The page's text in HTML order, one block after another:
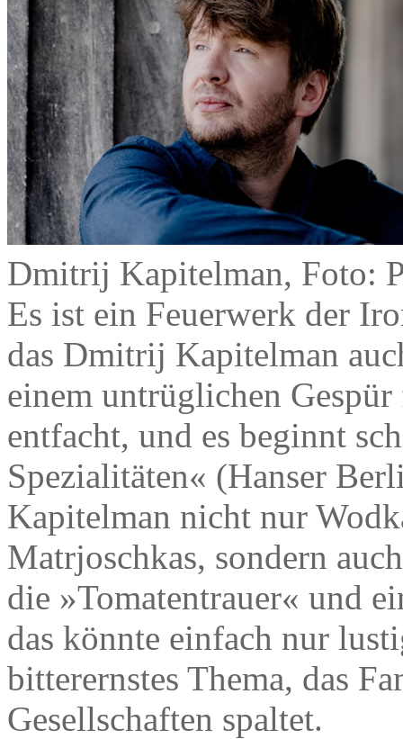
Dmitrij Kapitelman, Foto:
Es ist ein Feuerwerk der
das Dmitrij Kapitelman
einem untrüglichen
entfacht, und es beginnt
Spezialitäten« (Hanser
Kapitelman nicht nur
Matrjoschkas, sondern
die »Tomatentrauer« und
das könnte einfach nur
bitterernstes Thema, das
Gesellschaften spaltet.